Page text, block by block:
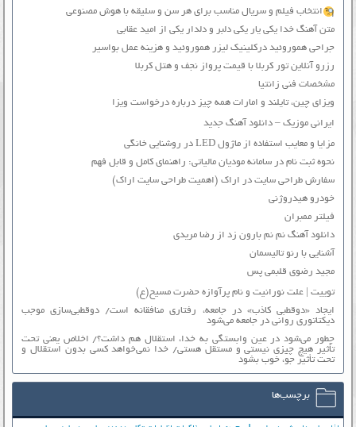
انتخاب فیلم و سریال مناسب برای هر سن و سلیقه با هوش مصنوعی
متن آهنگ خدا یکی یار یکی دلبر و دلدار یکی از امید عقابی
جراحی هموروئید درکلینیک لیزر هموروئید و هزینه عمل بواسیر
رزرو آنلاین تور کربلا با قیمت پرواز نجف و هتل کربلا
مشخصات فنی زانتیا
ویزای چین، تایلند و امارات همه چیز درباره درخواست ویزا
ایرانی موزیک – دانلود آهنگ جدید
مزایا و معایب استفاده از ماژول LED در روشنایی خانگی
نحوه ثبت نام در سامانه مودیان مالیاتی: راهنمای کامل و قابل فهم
سفارش طراحی سایت در اراک (اهمیت طراحی سایت اراک)
خودرو هیدروژنی
فیلتر ممبران
دانلود آهنگ نم نم بارون زد از رضا مریدی
آشنایی با رنو تالیسمان
مجید رضوی قلبمی پس
توییت | علت نورانیت و نام پرآوازه حضرت مسیح(ع)
ایجاد «دوقطبی کاذب» در جامعه، رفتاری منافقانه است/ دوقطبی‌سازی موجب
دیکتاتوری روانی در جامعه می‌شود
چطور می‌شود در عین وابستگی به خدا، استقلال هم داشت؟/ اخلاص یعنی تحت
تأثیر هیچ چیزی نیستی و مستقل هستی/ خدا نمی‌خواهد کسی بدون استقلال و
تحت تأثیر جوّ، خوب بشود
برچسب‌ها